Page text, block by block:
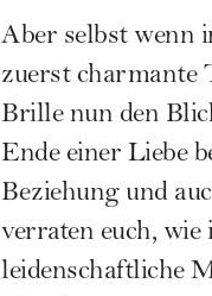
Aber selbst wenn
zuerst charmante
Brille nun den
Ende einer Liebe
Beziehung und
verraten euch,
leidenschaftliche